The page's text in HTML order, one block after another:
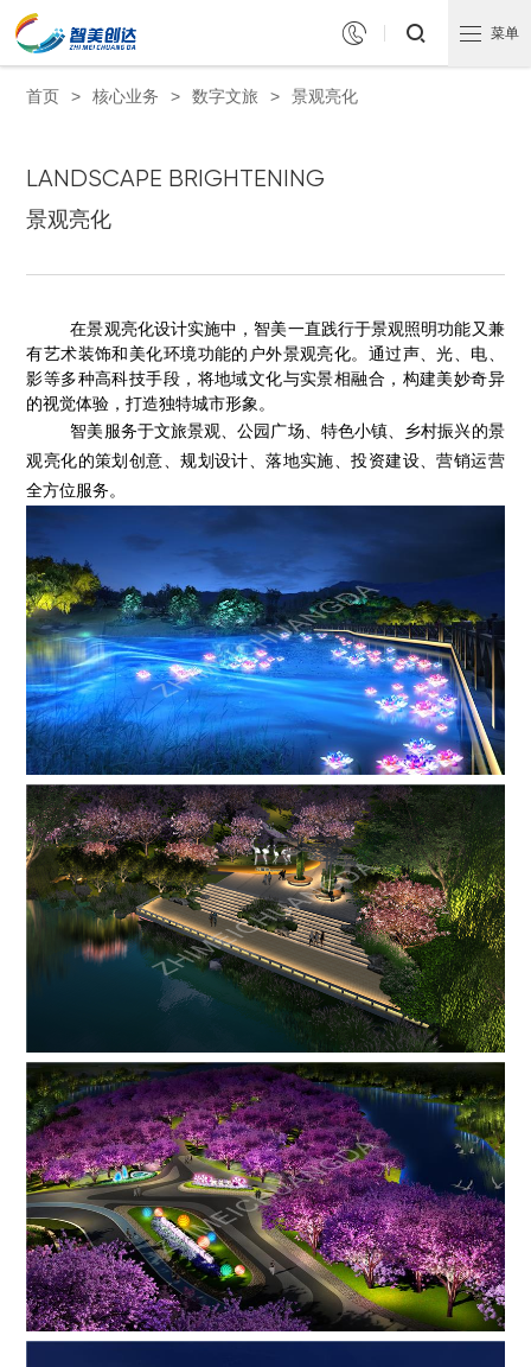
  菜单
首页 > 核心业务 > 数字文旅 > 景观亮化
LANDSCAPE BRIGHTENING
景观亮化
在景观亮化设计实施中，智美一直践行于景观照明功能又兼
有艺术装饰和美化环境功能的户外景观亮化。通过声、光、电、
影等多种高科技手段，将地域文化与实景相融合，构建美妙奇异
的视觉体验，打造独特城市形象。
智美服务于文旅景观、公园广场、特色小镇、乡村振兴的景
观亮化的策划创意、规划设计、落地实施、投资建设、营销运营
全方位服务。